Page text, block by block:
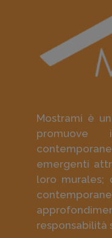
Mostrami è
promuove
emergenti
loro murales;
responsabilità